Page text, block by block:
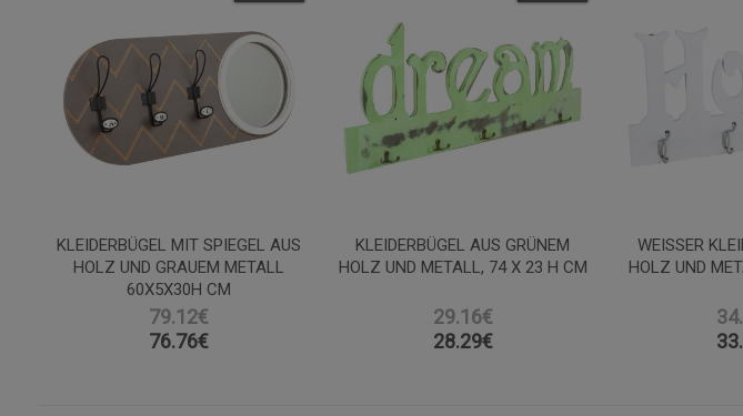
KLEIDERBÜGEL MIT SPIEGEL AUS
HOLZ UND GRAUEM METALL
60X5X30H CM
79.12€
76.76€
KLEIDERBÜGEL AUS GRÜNEM
HOLZ UND METALL, 74 X 23 H CM
29.16€
28.29€
WEISSER
OLZ UND